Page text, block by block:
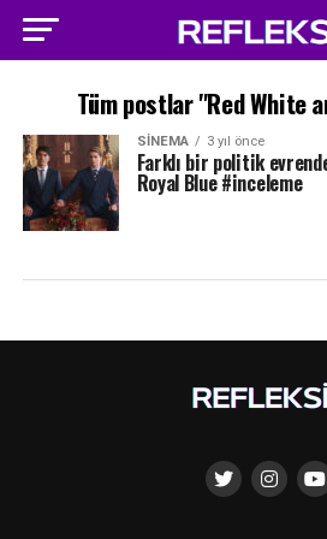
Tüm postlar "Red White
SINEMA 3 yıl önce
Farklı bir politik
Royal Blue #inceleme